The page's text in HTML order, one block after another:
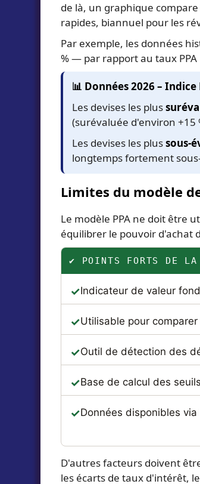
de là, un graphique
rapides, biannuel pour les
Par exemple, les données
% — par rapport au taux
📊 Données 2026 –
Les devises les plus
(surévaluée d'environ +15
Les devises les plussous-
longtemps fortement
Limites du modèle
Le modèle PPA ne doit être
équilibrer le pouvoir d'achat
✔ POINTS FORTS DE LA
Indicateur de valeur
Utilisable pour
Outil de détection des
Base de calcul des
Données disponibles
D'autres facteurs doivent
les écarts de taux d'intérêt,